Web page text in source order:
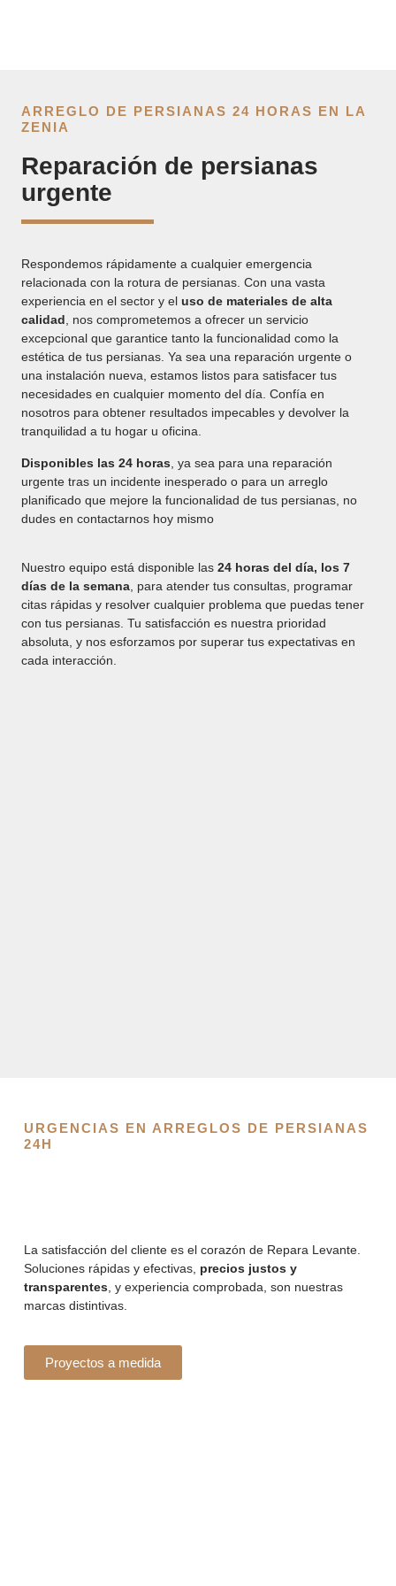
ARREGLO DE PERSIANAS 24 HORAS EN LA
ZENIA
Reparación de persianas
urgente
Respondemos rápidamente a cualquier emergencia
relacionada con la rotura de persianas. Con una vasta
experiencia en el sector y el uso de materiales de alta
calidad, nos comprometemos a ofrecer un servicio
excepcional que garantice tanto la funcionalidad como la
estética de tus persianas. Ya sea una reparación urgente o
una instalación nueva, estamos listos para satisfacer tus
necesidades en cualquier momento del día. Confía en
nosotros para obtener resultados impecables y devolver la
tranquilidad a tu hogar u oficina.
Disponibles las 24 horas , ya sea para una reparación
urgente tras un incidente inesperado o para un arreglo
planificado que mejore la funcionalidad de tus persianas, no
dudes en contactarnos hoy mismo
Nuestro equipo está disponible las 24 horas del día, los 7
días de la semana , para atender tus consultas, programar
citas rápidas y resolver cualquier problema que puedas tener
con tus persianas. Tu satisfacción es nuestra prioridad
absoluta, y nos esforzamos por superar tus expectativas en
cada interacción.
URGENCIAS EN ARREGLOS DE PERSIANAS
24H
La satisfacción del cliente es el corazón de Repara Levante.
Soluciones rápidas y efectivas, precios justos y
transparentes , y experiencia comprobada, son nuestras
marcas distintivas.
Proyectos a medida